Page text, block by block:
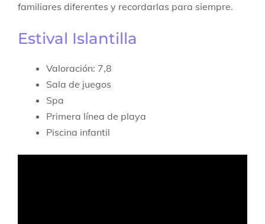
familiares diferentes y recordarlas para siempre.
Estival Islantilla
Valoración: 7,8
Sala de juegos
Spa
Primera línea de playa
Piscina infantil